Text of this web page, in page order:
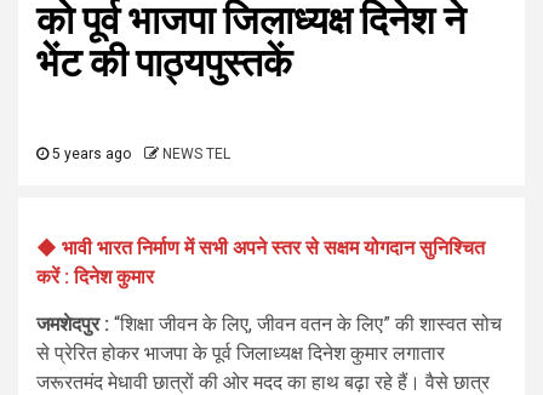
को पूर्व भाजपा जिलाध्यक्ष दिनेश ने
भेंट की पाठ्यपुस्तकें
5 years ago NEWS TEL
◆ भावी भारत निर्माण में सभी अपने स्तर से सक्षम योगदान सुनिश्चित
करें : दिनेश कुमार
जमशेदपुर : “शिक्षा जीवन के लिए, जीवन वतन के लिए” की शास्वत सोच
से प्रेरित होकर भाजपा के पूर्व जिलाध्यक्ष दिनेश कुमार लगातार
जरूरतमंद मेधावी छात्रों की ओर मदद का हाथ बढ़ा रहे हैं। वैसे छात्र